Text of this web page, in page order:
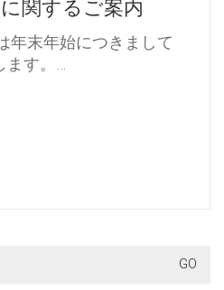
関するご案内
年末年始につきまして
ます。…